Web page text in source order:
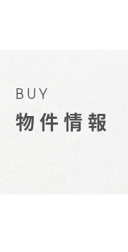
BUY
物件情報